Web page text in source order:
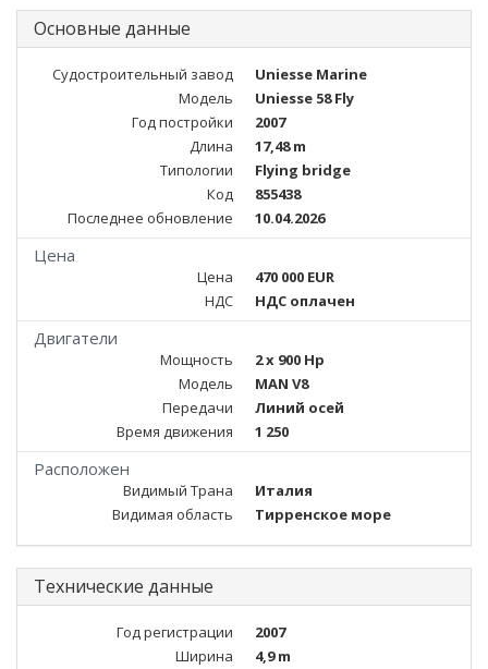
Основные данные
Судостроительный завод
Uniesse Marine
Модель
Uniesse 58 Fly
Год постройки
2007
Длина
17,48 m
Типологии
Flying bridge
Код
855438
Последнее обновление
10.04.2026
Цена
Цена
470 000 EUR
НДС
НДС оплачен
Двигатели
Мощность
2 x 900 Hp
Модель
MAN V8
Передачи
Линий осей
Время движения
1 250
Расположен
Видимый Трана
Италия
Видимая область
Тирренское море
Технические данные
Год регистрации
2007
Ширина
4,9 m